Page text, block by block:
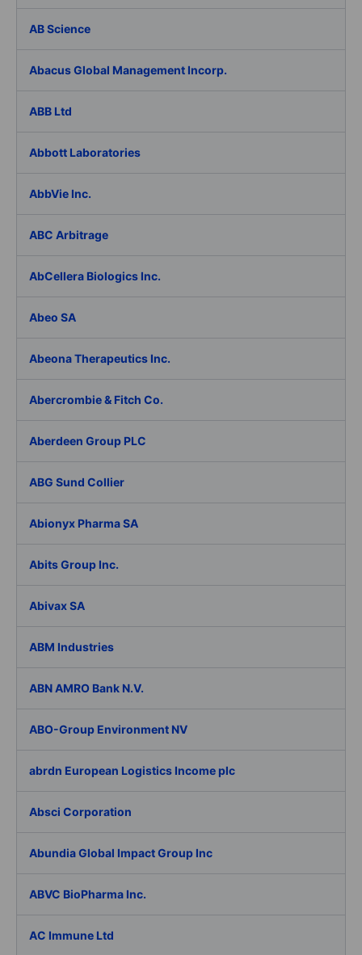
AB Science
Abacus Global Management Incorp.
ABB Ltd
Abbott Laboratories
AbbVie Inc.
ABC Arbitrage
AbCellera Biologics Inc.
Abeo SA
Abeona Therapeutics Inc.
Abercrombie & Fitch Co.
Aberdeen Group PLC
ABG Sund Collier
Abionyx Pharma SA
Abits Group Inc.
Abivax SA
ABM Industries
ABN AMRO Bank N.V.
ABO-Group Environment NV
abrdn European Logistics Income plc
Absci Corporation
Abundia Global Impact Group Inc
ABVC BioPharma Inc.
AC Immune Ltd